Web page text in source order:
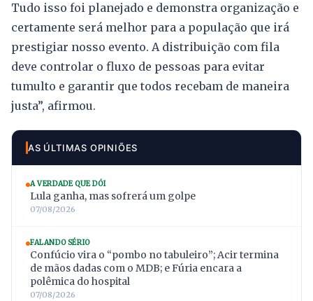
Tudo isso foi planejado e demonstra organização e
certamente será melhor para a população que irá
prestigiar nosso evento. A distribuição com fila
deve controlar o fluxo de pessoas para evitar
tumulto e garantir que todos recebam de maneira
justa”, afirmou.
AS ÚLTIMAS OPINIÕES
A VERDADE QUE DÓI
Lula ganha, mas sofrerá um golpe
07/08/2026
FALANDO SÉRIO
Confúcio vira o “pombo no tabuleiro”; Acir termina
de mãos dadas com o MDB; e Fúria encara a
polêmica do hospital
07/08/2026